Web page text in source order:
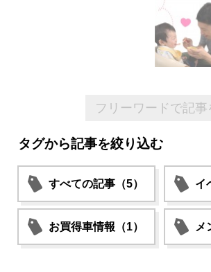
タグから記事を絞り込む
すべての記事（5） イ
お買得車情報（1） メ